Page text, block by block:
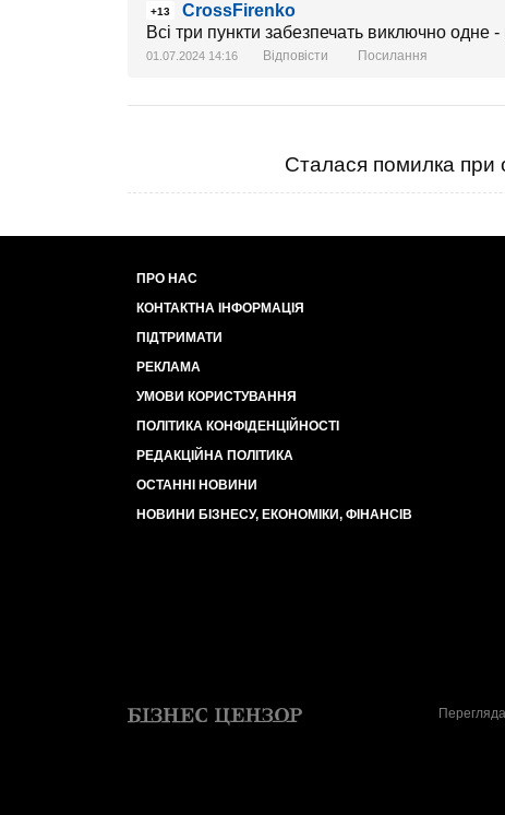
+13
CrossFirenko
Всі три пункти забезпечать виключно одне
01.07.2024 14:16 Відповісти Посилання
Сталася помилка при
ПРО НАС
КОНТАКТНА ІНФОРМАЦІЯ
ПІДТРИМАТИ
РЕКЛАМА
УМОВИ КОРИСТУВАННЯ
ПОЛІТИКА КОНФІДЕНЦІЙНОСТІ
РЕДАКЦІЙНА ПОЛІТИКА
ОСТАННІ НОВИНИ
НОВИНИ БІЗНЕСУ, ЕКОНОМІКИ, ФІНАНСІВ